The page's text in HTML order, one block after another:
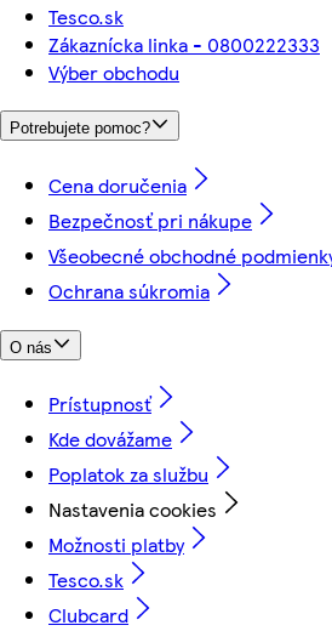
Tesco.sk
Zákaznícka linka - 0800222333
Výber obchodu
Potrebujete pomoc?
Cena doručenia
Bezpečnosť pri nákupe
Všeobecné obchodné
Ochrana súkromia
O nás
Prístupnosť
Kde dovážame
Poplatok za službu
Nastavenia cookies
Možnosti platby
Tesco.sk
Clubcard